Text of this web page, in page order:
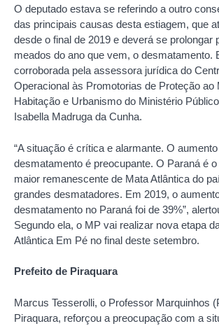
O deputado estava se referindo a outro
das principais causas desta estiagem, que
desde o final de 2019 e deverá se prolongar
meados do ano que vem, o desmatamento.
corroborada pela assessora jurídica do
Operacional às Promotorias de Proteção ao
Habitação e Urbanismo do Ministério
Isabella Madruga da Cunha.
“A situação é crítica e alarmante. O
desmatamento é preocupante. O Paraná é
maior remanescente de Mata Atlântica do
grandes desmatadores. Em 2019, o
desmatamento no Paraná foi de 39%”,
Segundo ela, o MP vai realizar nova etapa
Atlântica Em Pé no final deste setembro.
Prefeito de Piraquara
Marcus Tesserolli, o Professor Marquinhos
Piraquara, reforçou a preocupação com a